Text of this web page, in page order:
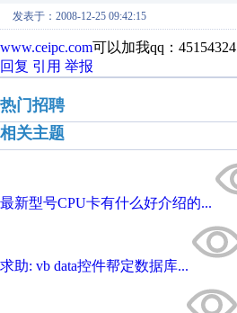
发表于：2008-12-25 09:42:15
www.ceipc.com可以加我qq：45154324
回复 引用 举报
热门招聘
相关主题
最新型号CPU卡有什么好介绍的...
求助: vb data控件帮定数据库...